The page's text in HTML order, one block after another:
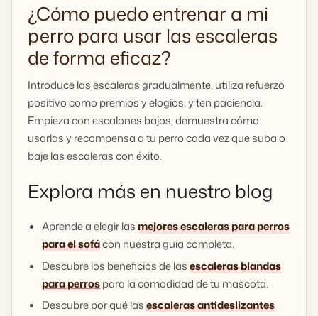
¿Cómo puedo entrenar a mi
perro para usar las escaleras
de forma eficaz?
Introduce las escaleras gradualmente, utiliza refuerzo
positivo como premios y elogios, y ten paciencia.
Empieza con escalones bajos, demuestra cómo
usarlas y recompensa a tu perro cada vez que suba o
baje las escaleras con éxito.
Explora más en nuestro blog
Aprende a elegir lasmejores escaleras para perros
para el sofácon nuestra guía completa.
Descubre los beneficios de lasescaleras blandas
para perrospara la comodidad de tu mascota.
Descubre por qué lasescaleras antideslizantes